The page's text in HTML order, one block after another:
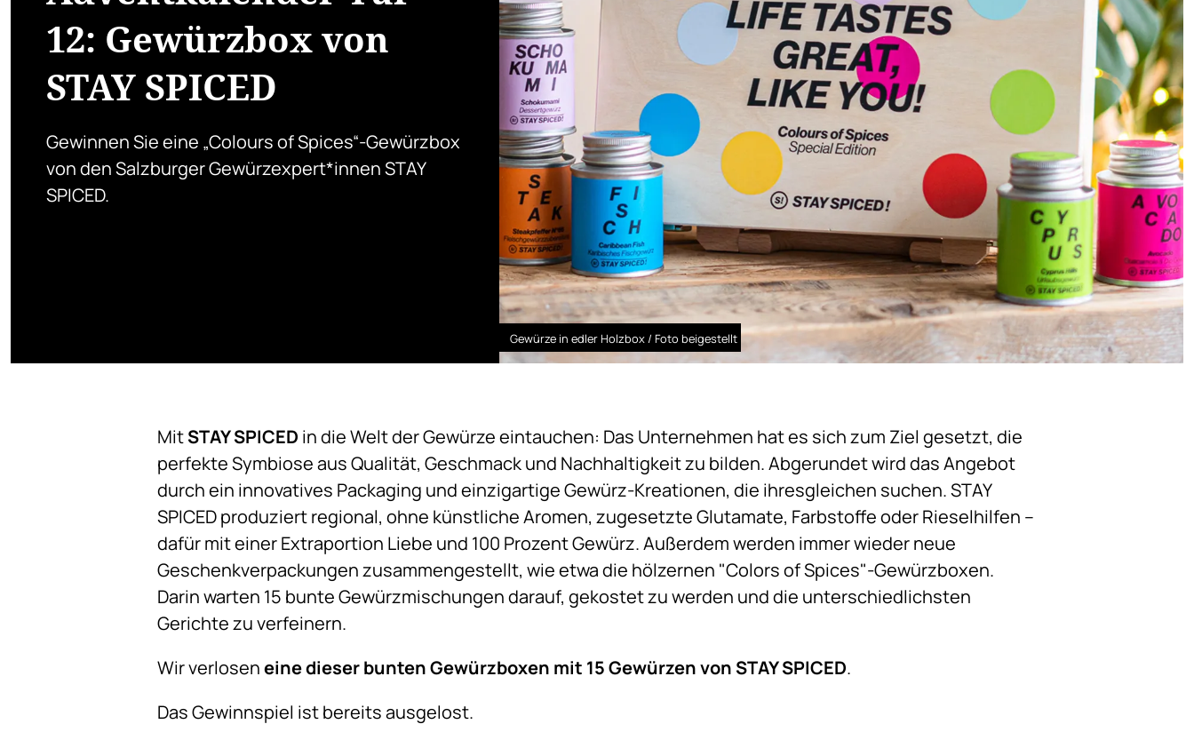
12: Gewürzbox von
STAY SPICED
Gewinnen Sie eine „Colours of Spices“-Gewürzbox
von den Salzburger Gewürzexpert*innen STAY
SPICED.
Gewürze in edler Holzbox / Foto beigestellt
MitSTAY SPICED in die Welt der Gewürze eintauchen: Das Unternehmen hat es sich zum Ziel gesetzt, die
perfekte Symbiose aus Qualität, Geschmack und Nachhaltigkeit zu bilden. Abgerundet wird das Angebot
durch ein innovatives Packaging und einzigartige Gewürz-Kreationen, die ihresgleichen suchen. STAY
SPICED produziert regional, ohne künstliche Aromen, zugesetzte Glutamate, Farbstoffe oder Rieselhilfen –
dafür mit einer Extraportion Liebe und 100 Prozent Gewürz. Außerdem werden immer wieder neue
Geschenkverpackungen zusammengestellt, wie etwa die hölzernen "Colors of Spices"-Gewürzboxen.
Darin warten 15 bunte Gewürzmischungen darauf, gekostet zu werden und die unterschiedlichsten
Gerichte zu verfeinern.
Wir verloseneine dieser bunten Gewürzboxen mit 15 Gewürzen von STAY SPICED.
Das Gewinnspiel ist bereits ausgelost.